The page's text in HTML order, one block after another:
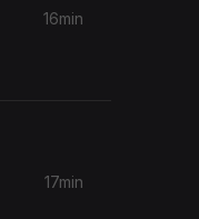
16min
17min